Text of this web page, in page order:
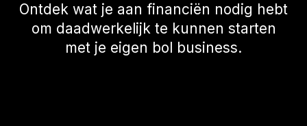
Ontdek wat je aan financiën nodig hebt
om daadwerkelijk te kunnen starten
met je eigen bol business.